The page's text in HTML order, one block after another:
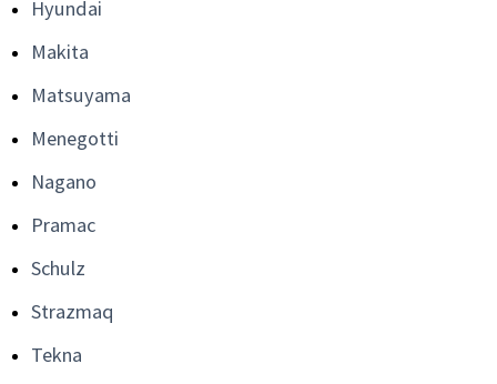
Hyundai
Makita
Matsuyama
Menegotti
Nagano
Pramac
Schulz
Strazmaq
Tekna